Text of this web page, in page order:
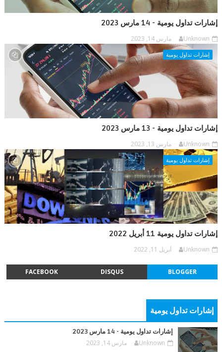
إشارات تداول يومية - 14 مارس 2023
Unknown مارس 14, 2023
إشارات تداول يومية
إشارات تداول يومية - 13 مارس 2023
Unknown مارس 13, 2023
إشارات تداول يومية
إشارات تداول يومية 11 أبريل 2022
Unknown أبريل 11, 2022
BLOGGER
DISQUS
FACEBOOK
إشارات تداول يومية
إشارات تداول يومية - 14 مارس 2023
Unknown مارس 14, 2023